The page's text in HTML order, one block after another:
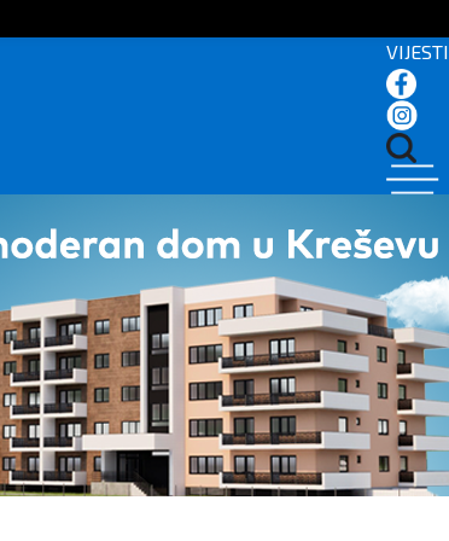
VIJESTI